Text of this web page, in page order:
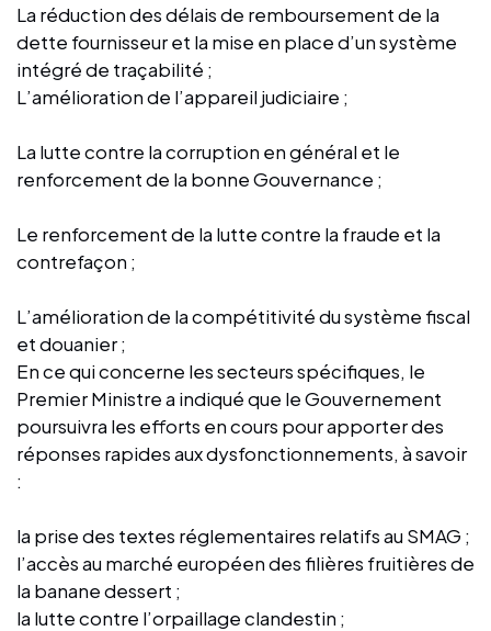
La réduction des délais de remboursement de la
dette fournisseur et la mise en place d’un système
intégré de traçabilité ;
L’amélioration de l’appareil judiciaire ;
La lutte contre la corruption en général et le
renforcement de la bonne Gouvernance ;
Le renforcement de la lutte contre la fraude et la
contrefaçon ;
L’amélioration de la compétitivité du système fiscal
et douanier ;
En ce qui concerne les secteurs spécifiques, le
Premier Ministre a indiqué que le Gouvernement
poursuivra les efforts en cours pour apporter des
réponses rapides aux dysfonctionnements, à savoir
:
la prise des textes réglementaires relatifs au SMAG ;
l’accès au marché européen des filières fruitières de
la banane dessert ;
la lutte contre l’orpaillage clandestin ;